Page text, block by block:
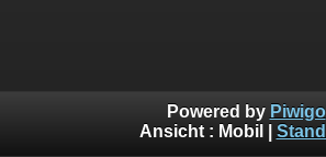
Powered by Piwigo
Ansicht : Mobil